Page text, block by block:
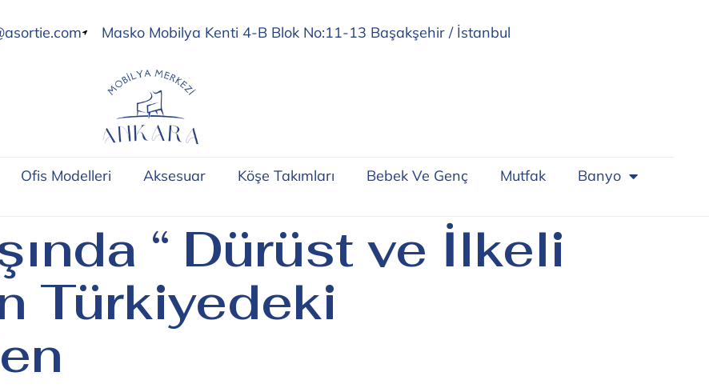
Masko Mobilya Kenti 4-B Blok No:11-13 Başakşehir / İstanbul
Ofis Modelleri Aksesuar Köşe Takımları Bebek Ve Genç Mutfak Banyo
“ Dürüst ve İlkeli
Türkiyedeki